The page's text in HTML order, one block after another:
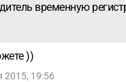
временную
))
2015, 19:56